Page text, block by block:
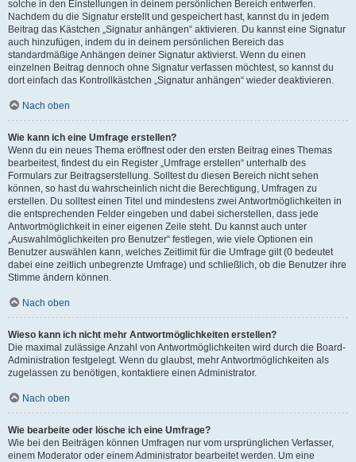
solche in den Einstellungen in deinem persönlichen Bereich entwerfen.
Nachdem du die Signatur erstellt und gespeichert hast, kannst du in jedem
Beitrag das Kästchen „Signatur anhängen“ aktivieren. Du kannst eine Signatur
auch hinzufügen, indem du in deinem persönlichen Bereich das
standardmäßige Anhängen deiner Signatur aktivierst. Wenn du einen
einzelnen Beitrag dennoch ohne Signatur verfassen möchtest, so kannst du
dort einfach das Kontrollkästchen „Signatur anhängen“ wieder deaktivieren.
Nach oben
Wie kann ich eine Umfrage erstellen?
Wenn du ein neues Thema eröffnest oder den ersten Beitrag eines Themas
bearbeitest, findest du ein Register „Umfrage erstellen“ unterhalb des
Formulars zur Beitragserstellung. Solltest du diesen Bereich nicht sehen
können, so hast du wahrscheinlich nicht die Berechtigung, Umfragen zu
erstellen. Du solltest einen Titel und mindestens zwei Antwortmöglichkeiten in
die entsprechenden Felder eingeben und dabei sicherstellen, dass jede
Antwortmöglichkeit in einer eigenen Zeile steht. Du kannst auch unter
„Auswahlmöglichkeiten pro Benutzer“ festlegen, wie viele Optionen ein
Benutzer auswählen kann, welches Zeitlimit für die Umfrage gilt (0 bedeutet
dabei eine zeitlich unbegrenzte Umfrage) und schließlich, ob die Benutzer ihre
Stimme ändern können.
Nach oben
Wieso kann ich nicht mehr Antwortmöglichkeiten erstellen?
Die maximal zulässige Anzahl von Antwortmöglichkeiten wird durch die Board-
Administration festgelegt. Wenn du glaubst, mehr Antwortmöglichkeiten als
zugelassen zu benötigen, kontaktiere einen Administrator.
Nach oben
Wie bearbeite oder lösche ich eine Umfrage?
Wie bei den Beiträgen können Umfragen nur vom ursprünglichen Verfasser,
einem Moderator oder einem Administrator bearbeitet werden. Um eine